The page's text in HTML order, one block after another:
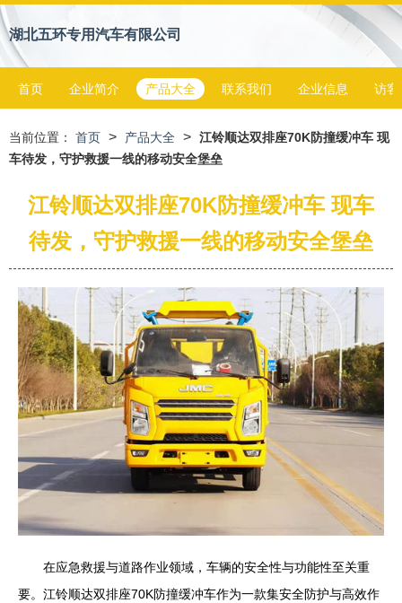
湖北五环专用汽车有限公司
首页 企业简介 产品大全 联系我们 企业信息 访客
当前位置： 首页 > 产品大全 > 江铃顺达双排座70K防撞缓冲车 现
车待发，守护救援一线的移动安全堡垒
江铃顺达双排座70K防撞缓冲车 现车
待发，守护救援一线的移动安全堡垒
在应急救援与道路作业领域，车辆的安全性与功能性至关重
要。江铃顺达双排座70K防撞缓冲车作为一款集安全防护与高效作